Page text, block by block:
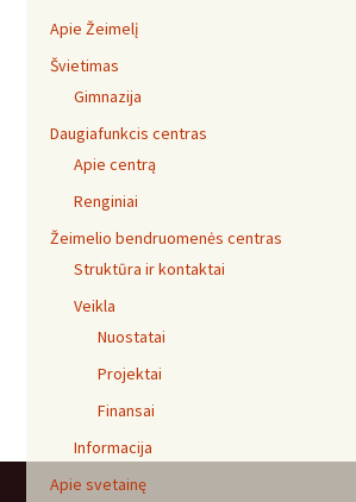
Apie Žeimelį
Švietimas
Gimnazija
Daugiafunkcis centras
Apie centrą
Renginiai
Žeimelio bendruomenės centras
Struktūra ir kontaktai
Veikla
Nuostatai
Projektai
Finansai
Informacija
Apie svetainę